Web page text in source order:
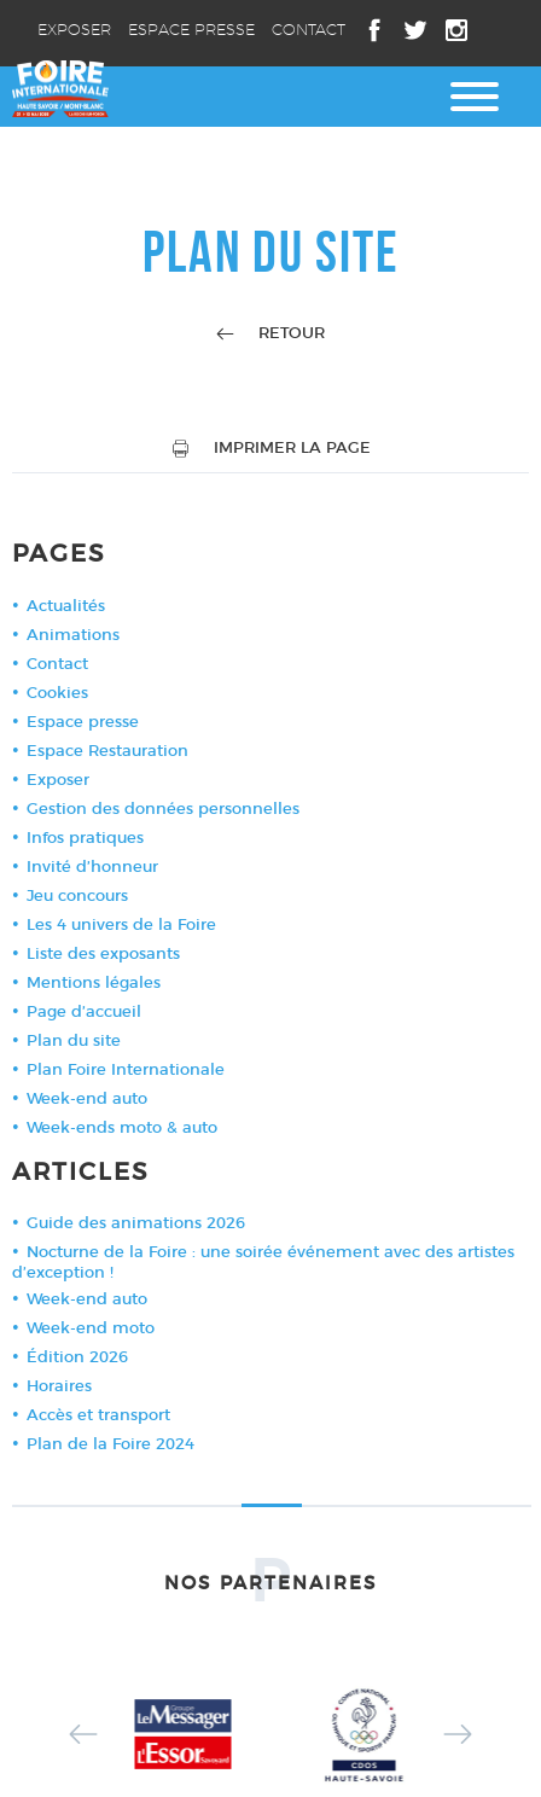
EXPOSER ESPACE PRESSE CONTACT
PLAN DU SITE
RETOUR
IMPRIMER LA PAGE
PAGES
Actualités
Animations
Contact
Cookies
Espace presse
Espace Restauration
Exposer
Gestion des données personnelles
Infos pratiques
Invité d’honneur
Jeu concours
Les 4 univers de la Foire
Liste des exposants
Mentions légales
Page d’accueil
Plan du site
Plan Foire Internationale
Week-end auto
Week-ends moto & auto
ARTICLES
Guide des animations 2026
Nocturne de la Foire : une soirée événement avec des artistes
d’exception !
Week-end auto
Week-end moto
Édition 2026
Horaires
Accès et transport
Plan de la Foire 2024
NOS PARTENAIRES
P